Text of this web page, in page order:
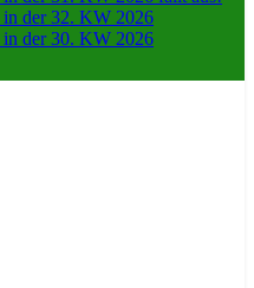
in der 32. KW 2026
in der 30. KW 2026